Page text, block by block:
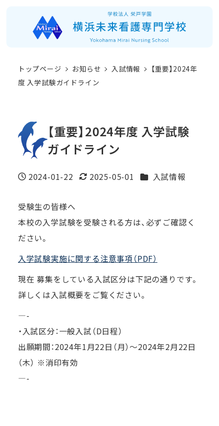
トップページ お知らせ 入試情報
【重要】2024年
度 入学試験ガイドライン
【重要】2024年度 入学試験
ガイドライン
投稿日
2024-01-22
更新日
2025-05-01 カテゴリー
入試情報
受験生の皆様へ
本校の入学試験を受験される方は、必ずご確認く
ださい。
入学試験実施に関する注意事項（PDF）
現在 募集をしている入試区分は下記の通りです。
詳しくは入試概要をご覧ください。
—-
・入試区分：一般入試（D日程）
出願期間：2024年1月22日（月）～2024年2月22日
（木） ※消印有効
—-